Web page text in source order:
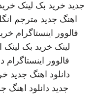
جدید خرید بک لینک
اهنگ جدید مترجم
فالوور اینستاگرام
لینک خرید بک لینک
فالوور اینستاگرام
دانلود اهنگ جدید
جدید دانلود اهنگ